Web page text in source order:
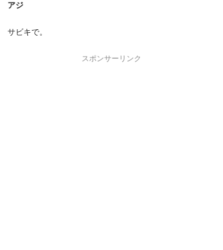
アジ
サビキで。
スポンサーリンク